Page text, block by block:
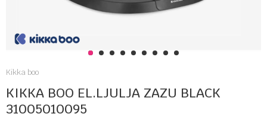
1 2 3 4 5 6 7 8 9
Kikka boo
KIKKA BOO EL.LJULJA ZAZU BLACK
31005010095